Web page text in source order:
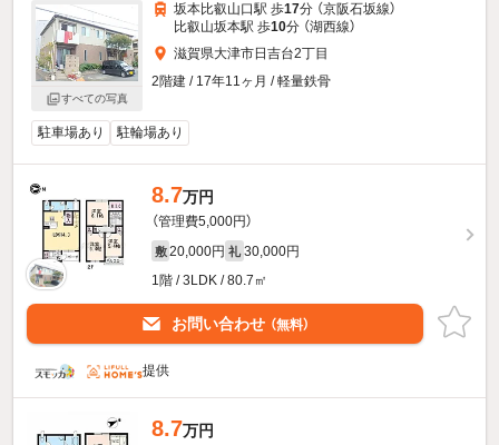
すべての写真
坂本比叡山口駅 歩17分 （京阪石坂線）
比叡山坂本駅 歩10分 （湖西線）
滋賀県大津市日吉台2丁目
2階建 / 17年11ヶ月 / 軽量鉄骨
駐車場あり 駐輪場あり
8.7万円
（管理費5,000円）
敷 20,000円 礼 30,000円
1階 / 3LDK / 80.7㎡
お問い合わせ （無料）
提供
8.7万円